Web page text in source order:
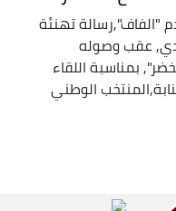
"الفاف",رسالة تهنئة
عقب وصوله
بمناسبة اللقاء
الوطني